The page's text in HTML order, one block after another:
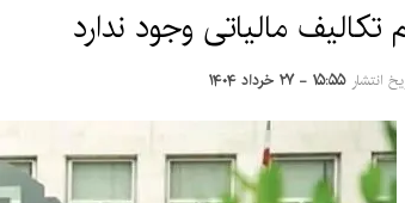
تکالیف مالیاتی وجود ندارد
انتشار ۱۵:۵۵ - ۲۷ خرداد ۱۴۰۴